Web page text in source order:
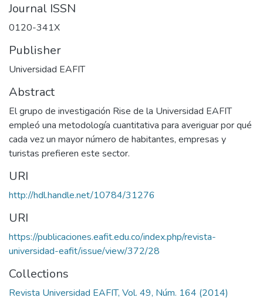
Journal ISSN
0120-341X
Publisher
Universidad EAFIT
Abstract
El grupo de investigación Rise de la Universidad EAFIT
empleó una metodología cuantitativa para averiguar por qué
cada vez un mayor número de habitantes, empresas y
turistas prefieren este sector.
URI
http://hdl.handle.net/10784/31276
URI
https://publicaciones.eafit.edu.co/index.php/revista-
universidad-eafit/issue/view/372/28
Collections
Revista Universidad EAFIT, Vol. 49, Núm. 164 (2014)